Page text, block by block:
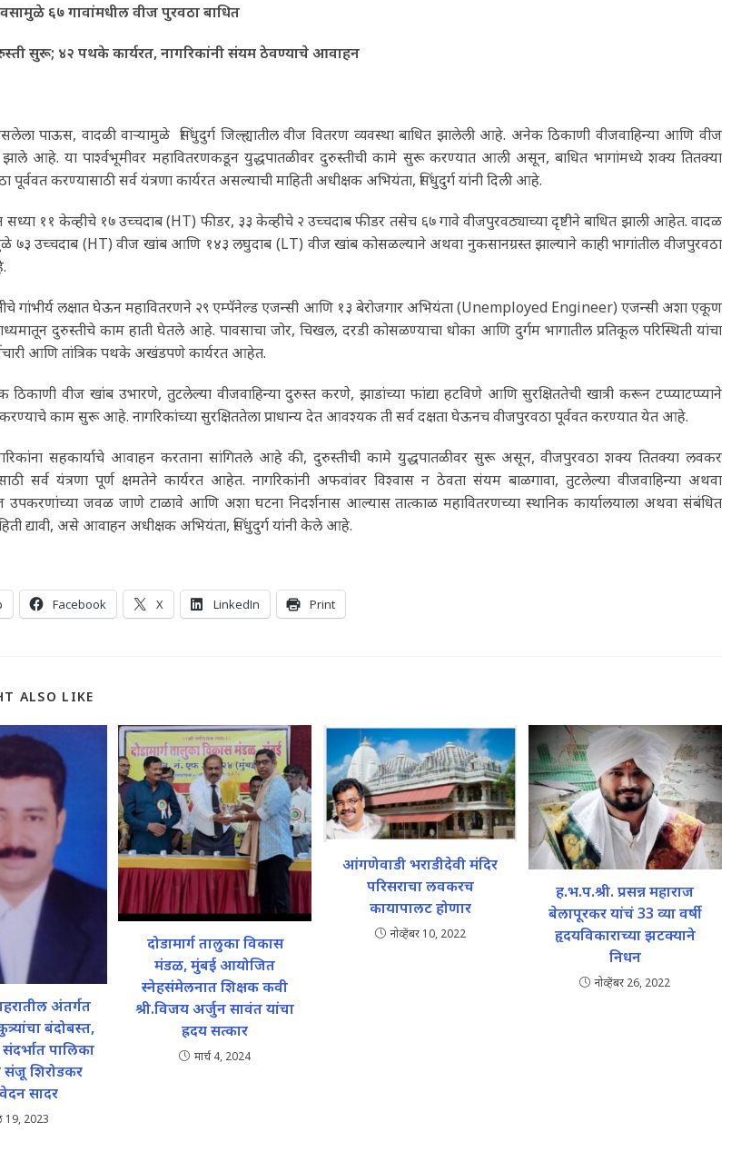
६७ गावांमधील वीज पुरवठा बाधित
सुरू; ४२ पथके कार्यरत, नागरिकांनी संयम ठेवण्याचे आवाहन
पाऊस, वादळी वाऱ्यामुळे सिंधुदुर्ग जिल्ह्यातील वीज वितरण व्यवस्था बाधित झालेली आहे. अनेक ठिकाणी वीजवाहिन्या आणि वीज
आहे. या पार्श्वभूमीवर महावितरणकडून युद्धपातळीवर दुरुस्तीची कामे सुरू करण्यात आली असून, बाधित भागांमध्ये शक्य तितक्या
करण्यासाठी सर्व यंत्रणा कार्यरत असल्याची माहिती अधीक्षक अभियंता, सिंधुदुर्ग यांनी दिली आहे.
११ केव्हीचे १७ उच्चदाब (HT) फीडर, ३३ केव्हीचे २ उच्चदाब फीडर तसेच ६७ गावे वीजपुरवठ्याच्या दृष्टीने बाधित झाली आहेत. वादळ
७३ उच्चदाब (HT) वीज खांब आणि १४३ लघुदाब (LT) वीज खांब कोसळल्याने अथवा नुकसानग्रस्त झाल्याने काही भागांतील वीजपुरवठा
लक्षात घेऊन महावितरणने २९ एम्पॅनेल्ड एजन्सी आणि १३ बेरोजगार अभियंता (Unemployed Engineer) एजन्सी अशा एकूण
दुरुस्तीचे काम हाती घेतले आहे. पावसाचा जोर, चिखल, दरडी कोसळण्याचा धोका आणि दुर्गम भागातील प्रतिकूल परिस्थिती यांचा
आणि तांत्रिक पथके अखंडपणे कार्यरत आहेत.
खांब उभारणे, तुटलेल्या वीजवाहिन्या दुरुस्त करणे, झाडांच्या फांद्या हटविणे आणि सुरक्षिततेची खात्री करून टप्प्याटप्प्याने
काम सुरू आहे. नागरिकांच्या सुरक्षिततेला प्राधान्य देत आवश्यक ती सर्व दक्षता घेऊनच वीजपुरवठा पूर्ववत करण्यात येत आहे.
सहकार्याचे आवाहन करताना सांगितले आहे की, दुरुस्तीची कामे युद्धपातळीवर सुरू असून, वीजपुरवठा शक्य तितक्या लवकर
सर्व यंत्रणा पूर्ण क्षमतेने कार्यरत आहेत. नागरिकांनी अफवांवर विश्वास न ठेवता संयम बाळगावा, तुटलेल्या वीजवाहिन्या अथवा
उपकरणांच्या जवळ जाणे टाळावे आणि अशा घटना निदर्शनास आल्यास तात्काळ महावितरणच्या स्थानिक कार्यालयाला अथवा संबंधित
द्यावी, असे आवाहन अधीक्षक अभियंता, सिंधुदुर्ग यांनी केले आहे.
Facebook X LinkedIn Print
ALSO LIKE
अंतर्गत
बंदोबस्त,
पालिका
संजू शिरोडकर
सादर
19, 2023
दोडामार्ग तालुका विकास
मंडळ, मुंबई आयोजित
स्नेहसंमेलनात शिक्षक कवी
श्री.विजय अर्जुन सावंत यांचा
ह्रदय सत्कार
मार्च 4, 2024
आंगणेवाडी भराडीदेवी मंदिर
परिसराचा लवकरच
कायापालट होणार
नोव्हेंबर 10, 2022
ह.भ.प.श्री. प्रसन्न महाराज
बेलापूरकर यांचं 33 व्या वर्षी
हृदयविकाराच्या झटक्याने
निधन
नोव्हेंबर 26, 2022